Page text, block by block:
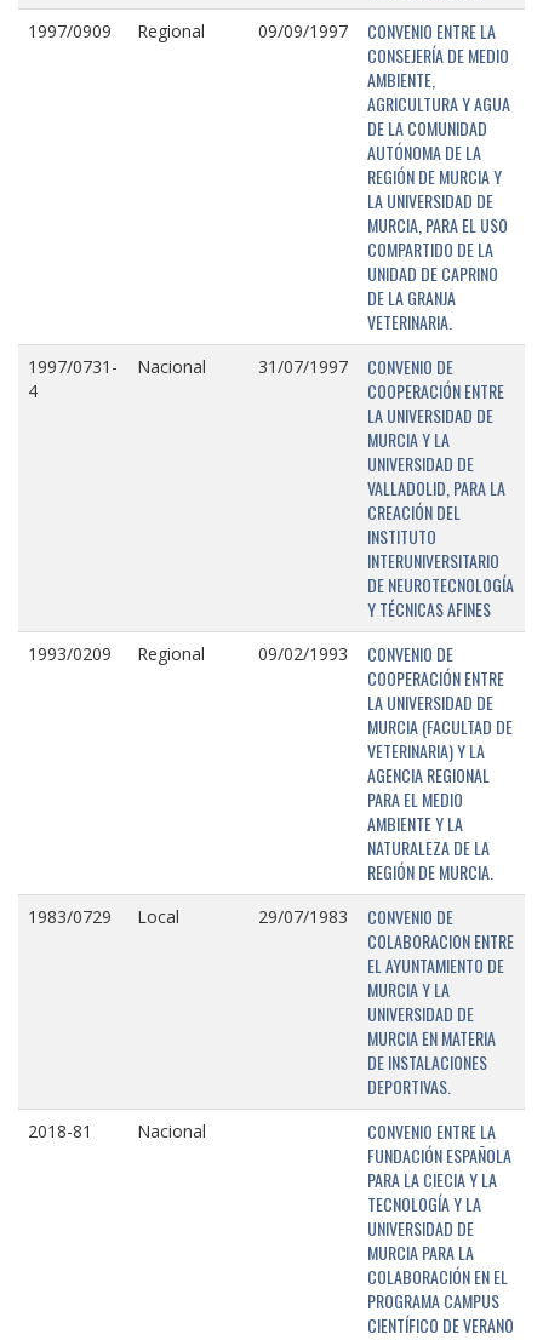
1997/0909 Regional 09/09/1997
CONVENIO ENTRE LA
CONSEJERÍA DE MEDIO
AMBIENTE,
AGRICULTURA Y AGUA
DE LA COMUNIDAD
AUTÓNOMA DE LA
REGIÓN DE MURCIA Y
LA UNIVERSIDAD DE
MURCIA, PARA EL USO
COMPARTIDO DE LA
UNIDAD DE CAPRINO
DE LA GRANJA
VETERINARIA.
1997/0731-
4
Nacional 31/07/1997
CONVENIO DE
COOPERACIÓN ENTRE
LA UNIVERSIDAD DE
MURCIA Y LA
UNIVERSIDAD DE
VALLADOLID, PARA LA
CREACIÓN DEL
INSTITUTO
INTERUNIVERSITARIO
DE NEUROTECNOLOGÍA
Y TÉCNICAS AFINES
1993/0209 Regional 09/02/1993
CONVENIO DE
COOPERACIÓN ENTRE
LA UNIVERSIDAD DE
MURCIA (FACULTAD DE
VETERINARIA) Y LA
AGENCIA REGIONAL
PARA EL MEDIO
AMBIENTE Y LA
NATURALEZA DE LA
REGIÓN DE MURCIA.
1983/0729 Local 29/07/1983
CONVENIO DE
COLABORACION ENTRE
EL AYUNTAMIENTO DE
MURCIA Y LA
UNIVERSIDAD DE
MURCIA EN MATERIA
DE INSTALACIONES
DEPORTIVAS.
2018-81 Nacional
CONVENIO ENTRE LA
FUNDACIÓN ESPAÑOLA
PARA LA CIECIA Y LA
TECNOLOGÍA Y LA
UNIVERSIDAD DE
MURCIA PARA LA
COLABORACIÓN EN EL
PROGRAMA CAMPUS
CIENTÍFICO DE VERANO